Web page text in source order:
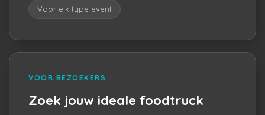
Voor elk type event
VOOR BEZOEKERS
Zoek jouw ideale foodtruck